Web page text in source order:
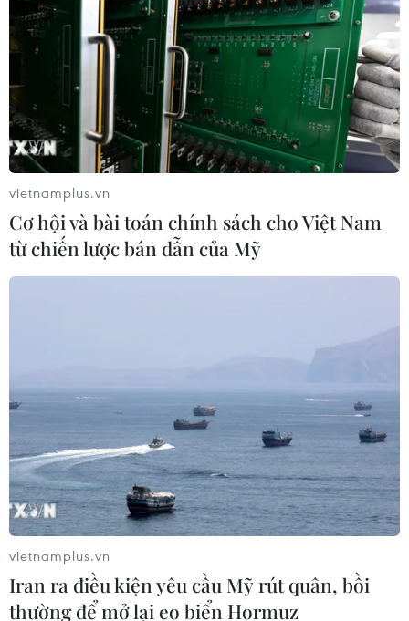
TIN CÙNG CHUYÊN MỤC
Hà Nội: Xử lý dứt điểm 3 vụ việc vi
phạm tại hồ Đồng Đò trước 30/9
09/08/2026 12:49
Đổi mới công tác phổ biến, giáo dục
pháp luật trong bối cảnh bùng nổ
mạng xã hội
vietnamplus.vn
Cơ hội và bài toán chính sách cho Việt Nam
từ chiến lược bán dẫn của Mỹ
vietnamplus.vn
Iran ra điều kiện yêu cầu Mỹ rút quân, bồi
thường để mở lại eo biển Hormuz